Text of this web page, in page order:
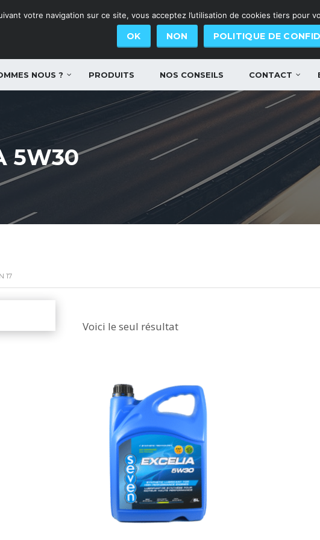
NOUS ? PRODUITS NOS CONSEILS CONTACT
5W30
17
Voici le seul résultat
votre navigation sur ce site, vous acceptez l’utilisation de cookies tiers pour
OK NON POLITIQUE DE